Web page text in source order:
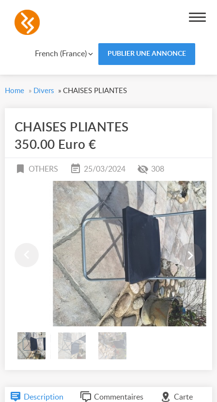
French (France) PUBLIER UNE ANNONCE
Home » Divers » CHAISES PLIANTES
CHAISES PLIANTES
350.00 Euro €
OTHERS 25/03/2024 308
Description Commentaires Carte